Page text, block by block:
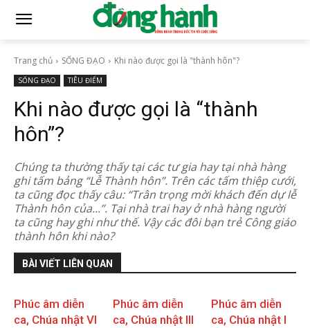
Trang chủ SỐNG ĐẠO Khi nào được gọi là "thành hôn"?
SỐNG ĐẠO TIÊU ĐIỂM
Khi nào được gọi là “thành
hôn”?
Chúng ta thường thấy tại các tư gia hay tại nhà hàng
ghi tấm bảng “Lễ Thành hôn”. Trên các tấm thiệp cưới,
ta cũng đọc thấy câu: “Trân trọng mời khách đến dự lễ
Thành hôn của...”. Tại nhà trai hay ở nhà hàng người
ta cũng hay ghi như thế. Vậy các đôi bạn trẻ Công giáo
thành hôn khi nào?
BÀI VIẾT LIÊN QUAN
Phúc âm diễn
ca, Chúa nhật VI
Phúc âm diễn
ca, Chúa nhật III
Phúc âm diễn
ca, Chúa nhật I